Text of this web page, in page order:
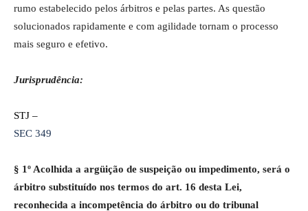
rumo estabelecido pelos árbitros e pelas partes. As questão
solucionados rapidamente e com agilidade tornam o processo
mais seguro e efetivo.
Jurisprudência:
STJ –
SEC 349
§ 1º Acolhida a argüição de suspeição ou impedimento, será o
árbitro substituído nos termos do art. 16 desta Lei,
reconhecida a incompetência do árbitro ou do tribunal